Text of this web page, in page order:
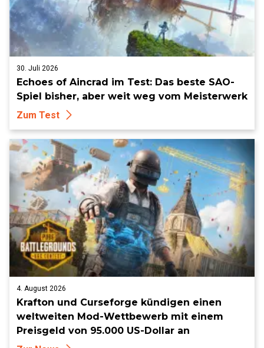
30. Juli 2026
Echoes of Aincrad im Test: Das beste SAO-
Spiel bisher, aber weit weg vom Meisterwerk
Zum Test
4. August 2026
Krafton und Curseforge kündigen einen
weltweiten Mod-Wettbewerb mit einem
Preisgeld von 95.000 US-Dollar an